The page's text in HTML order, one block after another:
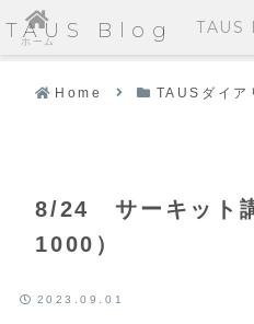
TAUS Blog
Home TAUSダイア
8/24 サーキット
1000）
2023.09.01
ホーム
TAUS